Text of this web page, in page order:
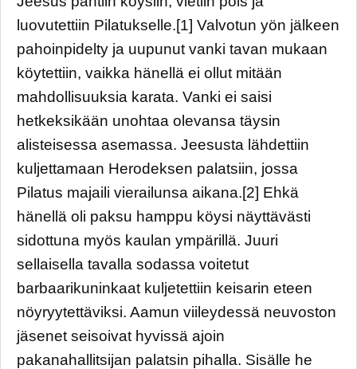
luovutettiin Pilatukselle.[1] Valvotun yön jälkeen
pahoinpidelty ja uupunut vanki tavan mukaan
köytettiin, vaikka hänellä ei ollut mitään
mahdollisuuksia karata. Vanki ei saisi
hetkeksikään unohtaa olevansa täysin
alisteisessa asemassa. Jeesusta lähdettiin
kuljettamaan Herodeksen palatsiin, jossa
Pilatus majaili vierailunsa aikana.[2] Ehkä
hänellä oli paksu hamppu köysi näyttävästi
sidottuna myös kaulan ympärillä. Juuri
sellaisella tavalla sodassa voitetut
barbaarikuninkaat kuljetettiin keisarin eteen
nöyryytettäviksi. Aamun viileydessä neuvoston
jäsenet seisoivat hyvissä ajoin
pakanahallitsijan palatsin pihalla. Sisälle he